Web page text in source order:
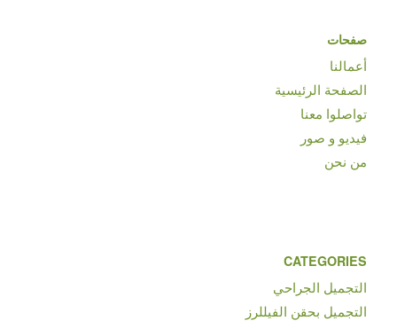
صفحات
أعمالنا
الصفحة الرئيسية
تواصلوا معنا
فيديو و صور
من نحن
CATEGORIES
التجميل الجراحي
التجميل بحقن الفيللرز